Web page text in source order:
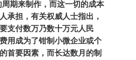
期来制作，而这一切的成本
承担，有关权威人士指出，
支付数万乃数十万元人民
用成为了钳制小微企业或个
首要因素，而长达数月的制